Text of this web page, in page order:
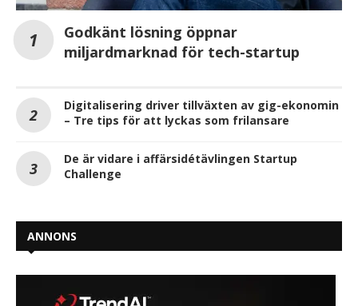
Godkänt lösning öppnar
miljardmarknad för tech-startup
Digitalisering driver tillväxten av gig-ekonomin
– Tre tips för att lyckas som frilansare
De är vidare i affärsidétävlingen Startup
Challenge
ANNONS